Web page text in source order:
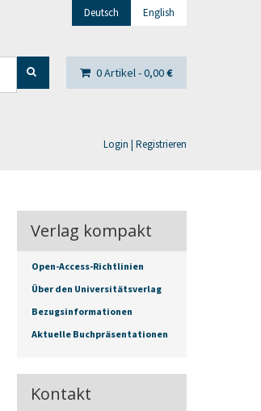
Deutsch English
0 Artikel -0,00€
Login | Registrieren
Verlag kompakt
Open-Access-Richtlinien
Über den Universitätsverlag
Bezugsinformationen
Aktuelle Buchpräsentationen
Kontakt